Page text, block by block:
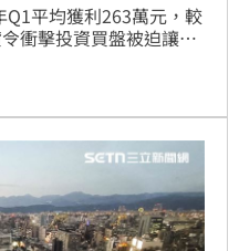
平均獲利263萬元，較
衝擊投資買盤被迫讓
房屋張旭嵐指出，為
以降低成本。(陳韋帆)